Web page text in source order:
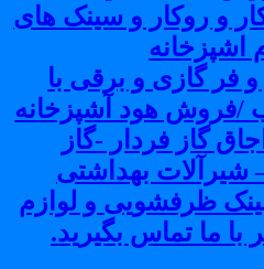
و روکار و سینک های
گازی و برقی با
هود آشپزخانه
گاز فردار -گاز
بهداشتی
ظرفشویی و لوازم
ما تماس بگیرید.